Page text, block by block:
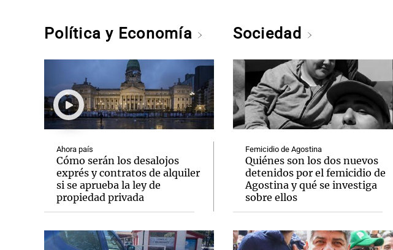
Política y Economía
Ahora país
Cómo serán los desalojos
exprés y contratos de alquiler
si se aprueba la ley de
propiedad privada
Sociedad
Femicidio de Agostina
Quiénes son los dos nuevos
detenidos por el femicidio de
Agostina y qué se investiga
sobre ellos